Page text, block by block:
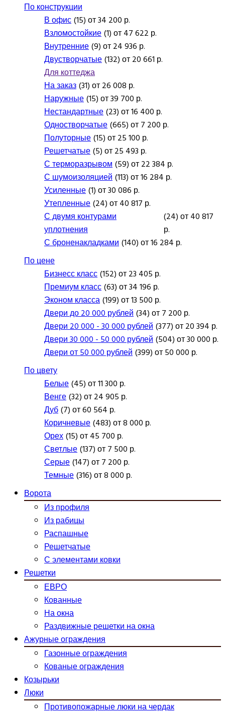
По конструкции
В офис(15) от 34 200 р.
Взломостойкие(1) от 47 622 р.
Внутренние(9) от 24 936 р.
Двустворчатые(132) от 20 661 р.
Для коттеджа
На заказ(31) от 26 008 р.
Наружные(15) от 39 700 р.
Нестандартные(23) от 16 400 р.
Одностворчатые(665) от 7 200 р.
Полуторные(15) от 25 100 р.
Решетчатые(5) от 25 493 р.
С терморазрывом(59) от 22 384 р.
С шумоизоляцией(113) от 16 284 р.
Усиленные(1) от 30 086 р.
Утепленные(24) от 40 817 р.
С двумя контурами
уплотнения
(24) от 40 817
р.
С броненакладками(140) от 16 284 р.
По цене
Бизнесс класс(152) от 23 405 р.
Премиум класс(63) от 34 196 р.
Эконом класса(199) от 13 500 р.
Двери до 20 000 рублей(34) от 7 200 р.
Двери 20 000 - 30 000 рублей(377) от 20 394 р.
Двери 30 000 - 50 000 рублей(504) от 30 000 р.
Двери от 50 000 рублей(399) от 50 000 р.
По цвету
Белые(45) от 11 300 р.
Венге(32) от 24 905 р.
Дуб(7) от 60 564 р.
Коричневые(483) от 8 000 р.
Орех(15) от 45 700 р.
Светлые(137) от 7 500 р.
Серые(147) от 7 200 р.
Темные(316) от 8 000 р.
Ворота
Из профиля
Из рабицы
Распашные
Решетчатые
С элементами ковки
Решетки
ЕВРО
Кованные
На окна
Раздвижные решетки на окна
Ажурные ограждения
Газонные ограждения
Кованые ограждения
Козырьки
Люки
Противопожарные люки на чердак